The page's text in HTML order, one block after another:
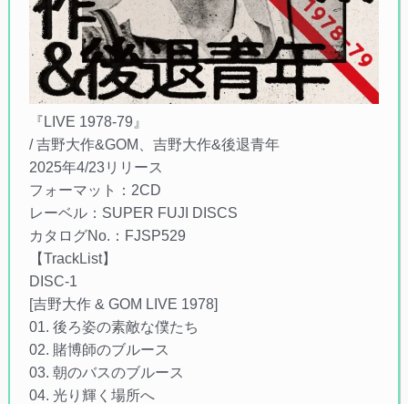
『LIVE 1978-79』
/ 吉野大作&GOM、吉野大作&後退青年
2025年4/23リリース
フォーマット：2CD
レーベル：SUPER FUJI DISCS
カタログNo.：FJSP529
【TrackList】
DISC-1
[吉野大作 & GOM LIVE 1978]
01. 後ろ姿の素敵な僕たち
02. 賭博師のブルース
03. 朝のバスのブルース
04. 光り輝く場所へ